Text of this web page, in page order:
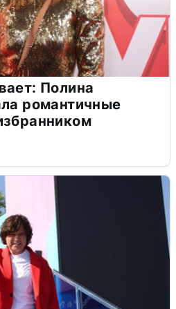
Полина
романтичные